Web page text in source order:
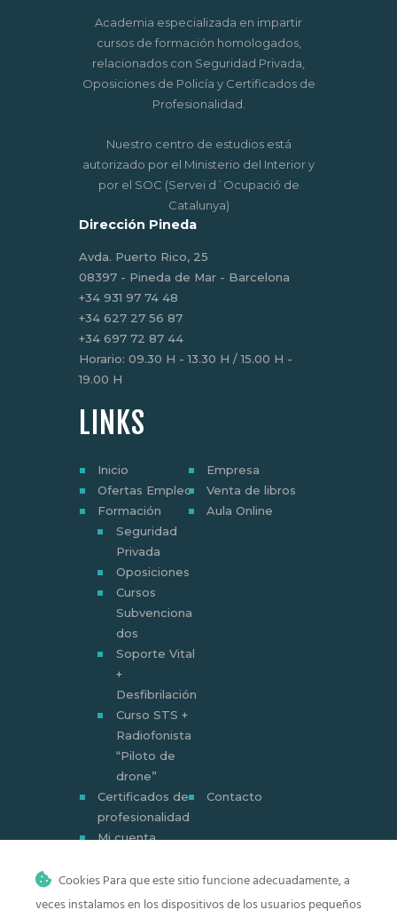
Academia especializada en impartir
cursos de formación homologados,
relacionados con Seguridad Privada,
Oposiciones de Policía y Certificados de
Profesionalidad.
Nuestro centro de estudios está
autorizado por el Ministerio del Interior y
por el SOC (Servei d´Ocupació de
Catalunya)
Dirección Pineda
Avda. Puerto Rico, 25
08397 - Pineda de Mar - Barcelona
‎+34 931 97 74 48
+34 627 27 56 87
+34 697 72 87 44
Horario: 09.30 H - 13.30 H / 15.00 H -
19.00 H
LINKS
Inicio
Empresa
Ofertas Empleo
Venta de libros
Formación
Seguridad
Privada
Oposiciones
Cursos
Subvenciona
dos
Soporte Vital
+
Desfibrilación
Curso STS +
Radiofonista
“Piloto de
drone”
Aula Online
Certificados de
profesionalidad
Contacto
Mi cuenta
Cookies Para que este sitio funcione adecuadamente, a
veces instalamos en los dispositivos de los usuarios pequeños